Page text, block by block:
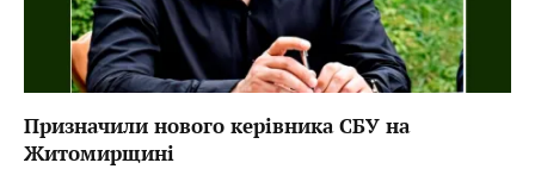
Призначили нового керівника СБУ на
Житомирщині